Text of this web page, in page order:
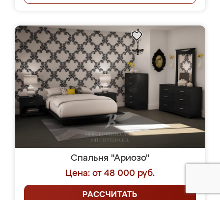
Спальня "Ариозо"
Цена: от 48 000 руб.
РАССЧИТАТЬ